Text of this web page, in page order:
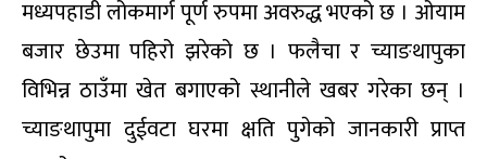
मध्यपहाडी लोकमार्ग पूर्ण रुपमा अवरुद्ध भएको छ । ओयाम
बजार छेउमा पहिरो झरेको छ । फलैचा र च्याङथापुका
विभिन्न ठाउँमा खेत बगाएको स्थानीले खबर गरेका छन् ।
च्याङथापुमा दुईवटा घरमा क्षति पुगेको जानकारी प्राप्त